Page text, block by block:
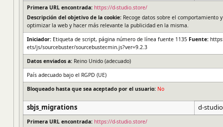
Primera URL encontrada: https://d-studio.store/
Descripción del objetivo de la cookie: Recoge datos sobre el comportamiento
optimizar la web y hacer más relevante la publicidad en la misma.
Iniciador: Etiqueta de script, página número de línea fuente 1135 Fuente:
ets/js/sourcebuster/sourcebuster.min.js?ver=9.2.3
Datos enviados a: Reino Unido (adecuado)
País adecuado bajo el RGPD (UE)
Bloqueado hasta que sea aceptado por el usuario: No
sbjs_migrations d-
Primera URL encontrada: https://d-studio.store/